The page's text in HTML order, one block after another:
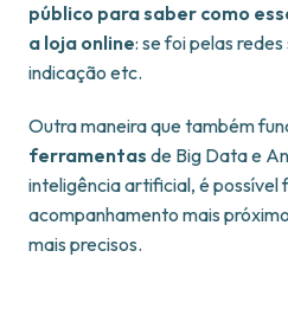
público para saber como
a loja online: se foi pelas
indicação etc.
Outra maneira que também
ferramentas de Big Data e
inteligência artificial, é possível
acompanhamento mais
mais precisos.